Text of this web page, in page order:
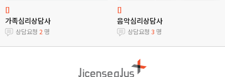
[]
가족심리상담사
상담요청 2 명
[]
음악심리상담사
상담요청 3 명